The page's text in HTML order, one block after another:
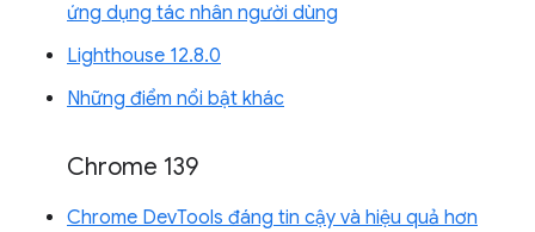
ứng dụng tác nhân người dùng
Lighthouse 12.8.0
Những điểm nổi bật khác
Chrome 139
Chrome DevTools đáng tin cậy và hiệu quả hơn